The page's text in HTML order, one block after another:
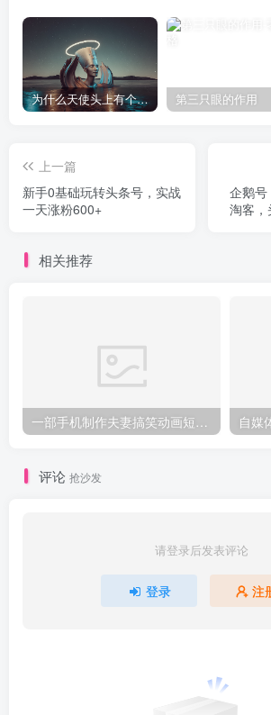
为什么天使头上有个圈？ 第三只眼的作用
上一篇
新手0基础玩转头条号，实战
一天涨粉600+
企鹅号
淘客，
相关推荐
一部手机制作夫妻搞笑动画短视频教程，零基础也能快速上手 自媒
评论 抢沙发
请登录后发表评论
登录 注